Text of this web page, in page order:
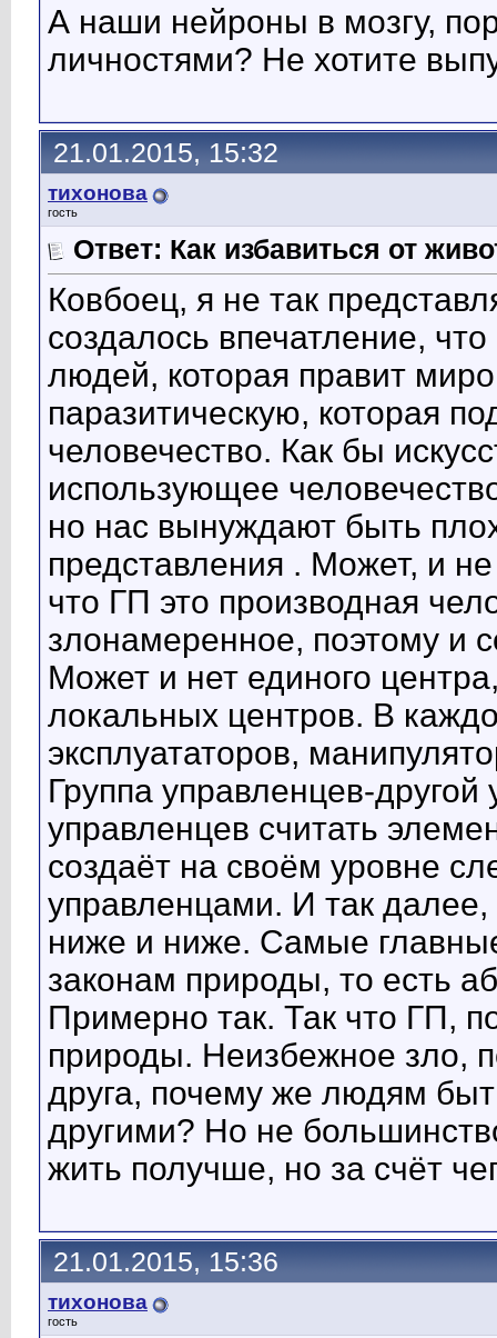
А наши нейроны в мозгу,
личностями? Не хотите
21.01.2015, 15:32
тихонова
гость
Ответ: Как избавиться от
Ковбоец, я не так
создалось впечатление,
людей, которая правит
паразитическую, которая
человечество. Как бы
использующее
но нас вынуждают быть
представления . Может, и
что ГП это производная
злонамеренное, поэтому и
Может и нет единого
локальных центров. В
эксплуататоров,
Группа управленцев-
управленцев считать
создаёт на своём уровне
управленцами. И так
ниже и ниже. Самые
законам природы, то есть
Примерно так. Так что ГП,
природы. Неизбежное зло,
друга, почему же людям
другими? Но не
жить получше, но за счёт
21.01.2015, 15:36
тихонова
гость